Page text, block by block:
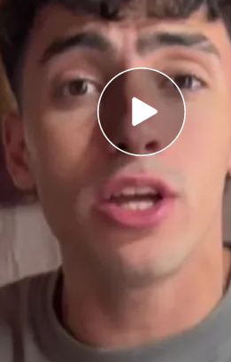
por algunos
molesto
de masas Ceciarmy
de un millón de euros"
sufrió un accidente y
perdió
mientras acudía al
sus seguidores mientras
varios colaboradores de
ellos.